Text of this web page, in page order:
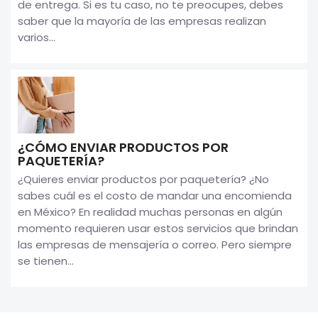
de entrega. Si es tu caso, no te preocupes, debes
saber que la mayoría de las empresas realizan
varios...
¿CÓMO ENVIAR PRODUCTOS POR
PAQUETERÍA?
¿Quieres enviar productos por paquetería? ¿No
sabes cuál es el costo de mandar una encomienda
en México? En realidad muchas personas en algún
momento requieren usar estos servicios que brindan
las empresas de mensajería o correo. Pero siempre
se tienen...